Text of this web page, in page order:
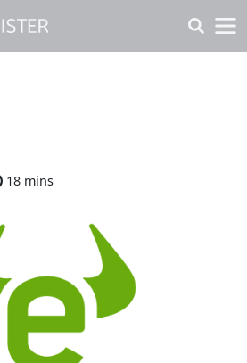
18 mins